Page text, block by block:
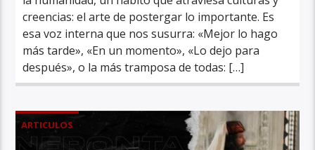
creencias: el arte de postergar lo importante. Es
esa voz interna que nos susurra: «Mejor lo hago
más tarde», «En un momento», «Lo dejo para
después», o la más tramposa de todas: […]
ARTICULOS